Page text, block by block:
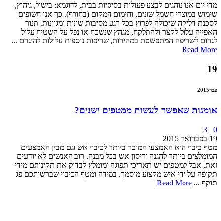
מדי יום אנו נוהגים לבצע פעולות בסיסיות בבית, לדוגמא: בישול, גיהוץ,
שימוש במוצרי חשמל שונים, וחימום המקום (בחורף). כך אנו חשופים
לסכנת דליקה שיכולה לפרוץ בכל רגע מסיבות שונות ומגוונות. תנור
האפייה עלול לקצר ולהתלקח, מגהץ שנשכח או נפל על השטיח עלול
לגרום לשריפה המתפשטת במהירות, שריפות נוספות עלולות להיגרם ...
Read More
19
פבר2015
אומנות שאפשר לעשות ממטפים ישנים?
0
3
19 בפברואר 2015
מטף כיבוי הוא האמצעי המוכר ביותר לכיבוי אש וגם מבין האמצעים
המומלצים ביותר להגנה וריסון אש בכל מבנה. רוב האנשים לא יודעים
זאת, אבל למטפים יש תאריכי תפוגה ומומלץ לבדוק את תקינותם מידי
תקופה על ידי איש מקצוע מוסמך. במידה ומטף הכיבוי שברשותכם פג
תוקף ... Read More